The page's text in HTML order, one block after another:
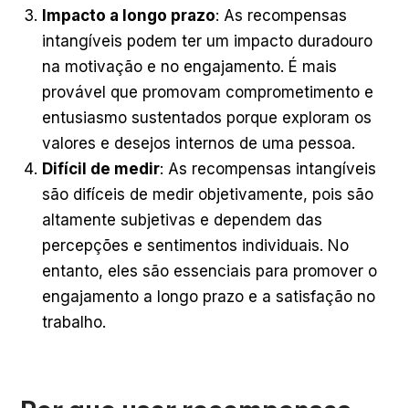
Impacto a longo prazo: As recompensas
intangíveis podem ter um impacto duradouro
na motivação e no engajamento. É mais
provável que promovam comprometimento e
entusiasmo sustentados porque exploram os
valores e desejos internos de uma pessoa.
Difícil de medir: As recompensas intangíveis
são difíceis de medir objetivamente, pois são
altamente subjetivas e dependem das
percepções e sentimentos individuais. No
entanto, eles são essenciais para promover o
engajamento a longo prazo e a satisfação no
trabalho.